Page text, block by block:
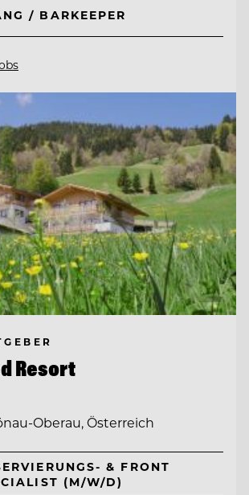
CHEF DE RANG / BARKEEPER
Resort
Oberau, Österreich
& FRONT
(M/W/D)